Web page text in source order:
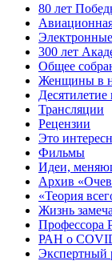
80 лет
300 лет
Общее
Женщины в
Трансляции
Рецензии
Это
Фильмы
Идеи,
Архив
«Теория
Жизнь
Профессора
РАН о
Экспертный